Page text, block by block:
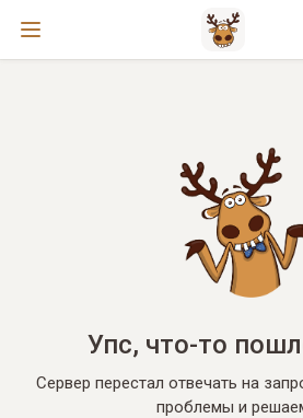
Упс, что-то
Сервер перестал отвечать на
проблемы и